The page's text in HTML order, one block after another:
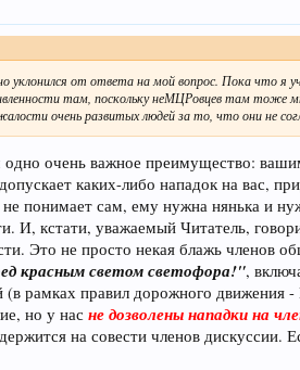
уклонился от ответа на мой вопрос. Пока что
там, поскольку неМЦРовцев там тоже
очень развитых людей за то, что они не
одно очень важное преимущество:
каких-либо нападок на вас,
не понимает сам, ему нужна нянька и
кстати, уважаемый Читатель,
Это не просто некая блажь
красным светом светофора!",
рамках правил дорожного движения
но у насне дозволены нападки на
на совести членов